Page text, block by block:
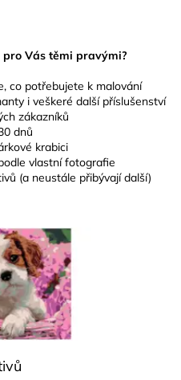
Vás těmi pravými?
co potřebujete k malování
i veškeré další příslušenství
zákazníků
dnů
krabici
vlastní fotografie
(a neustále přibývají další)